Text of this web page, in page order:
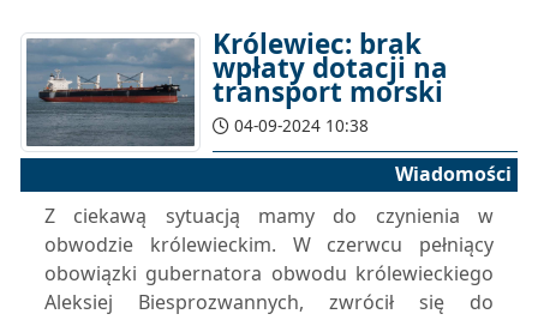
Królewiec: brak
wpłaty dotacji na
transport morski
04-09-2024 10:38
Wiadomości
Z ciekawą sytuacją mamy do czynienia w
obwodzie królewieckim. W czerwcu pełniący
obowiązki gubernatora obwodu królewieckiego
Aleksiej Biesprozwannych, zwrócił się do